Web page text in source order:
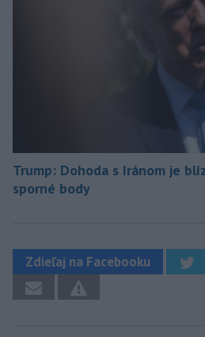
Trump: Dohoda s Iránom je
sporné body
Zdieľaj na Facebooku